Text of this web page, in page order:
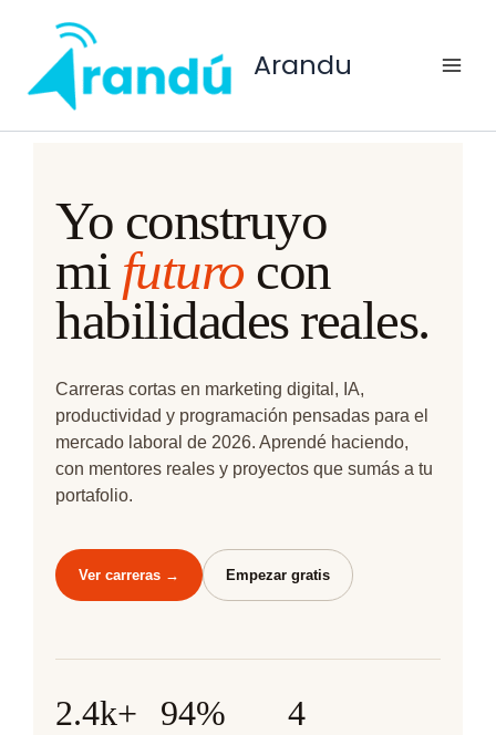
contenido
Arandu
Yo construyo
mi futuro con
habilidades reales.
Carreras cortas en marketing digital, IA,
productividad y programación pensadas para el
mercado laboral de 2026. Aprendé haciendo,
con mentores reales y proyectos que sumás a tu
portafolio.
Ver carreras → Empezar gratis
2.4k+ 94% 4